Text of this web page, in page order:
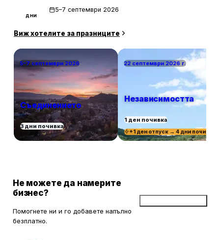
дни
5–7 септември 2026
Виж хотелите за празниците
5–7 септември 2026
Съединението
3 дни почивка
22 септември 2026 г.
Независимостта
1 ден почивка
+1 ден отпуск → 4 дни почивка
Не можете да намерите
бизнес?
Помогнете ни и го добавете напълно
безплатно.